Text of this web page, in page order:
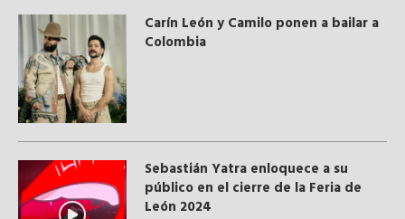
Carín León y Camilo ponen a bailar a
Colombia
Sebastián Yatra enloquece a su
público en el cierre de la Feria de
León 2024